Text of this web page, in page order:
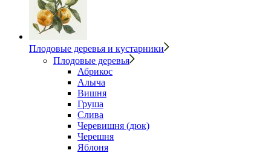
Плодовые деревья и кустарники
Плодовые деревья
Абрикос
Алыча
Вишня
Груша
Слива
Черевишня (дюк)
Черешня
Яблоня